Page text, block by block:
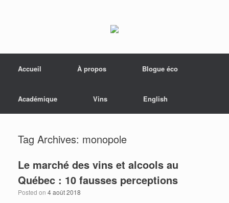
Accueil
À propos Blogue éco
Académique Vins English
Tag Archives: monopole
Le marché des vins et alcools au
Québec : 10 fausses perceptions
Posted on 4 août 2018